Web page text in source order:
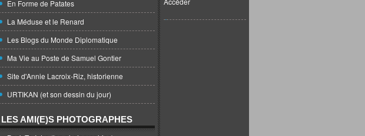
En Forme de Patates
La Méduse et le Renard
Les Blogs du Monde Diplomatique
Ma Vie au Poste de Samuel Gontier
Site d'Annie Lacroix-Riz, historienne
URTIKAN (et son dessin du jour)
LES AMI(E)S PHOTOGRAPHES